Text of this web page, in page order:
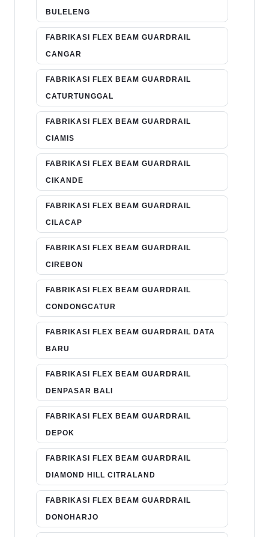
BULELENG
FABRIKASI FLEX BEAM GUARDRAIL
CANGAR
FABRIKASI FLEX BEAM GUARDRAIL
CATURTUNGGAL
FABRIKASI FLEX BEAM GUARDRAIL
CIAMIS
FABRIKASI FLEX BEAM GUARDRAIL
CIKANDE
FABRIKASI FLEX BEAM GUARDRAIL
CILACAP
FABRIKASI FLEX BEAM GUARDRAIL
CIREBON
FABRIKASI FLEX BEAM GUARDRAIL
CONDONGCATUR
FABRIKASI FLEX BEAM GUARDRAIL DATA
BARU
FABRIKASI FLEX BEAM GUARDRAIL
DENPASAR BALI
FABRIKASI FLEX BEAM GUARDRAIL
DEPOK
FABRIKASI FLEX BEAM GUARDRAIL
DIAMOND HILL CITRALAND
FABRIKASI FLEX BEAM GUARDRAIL
DONOHARJO